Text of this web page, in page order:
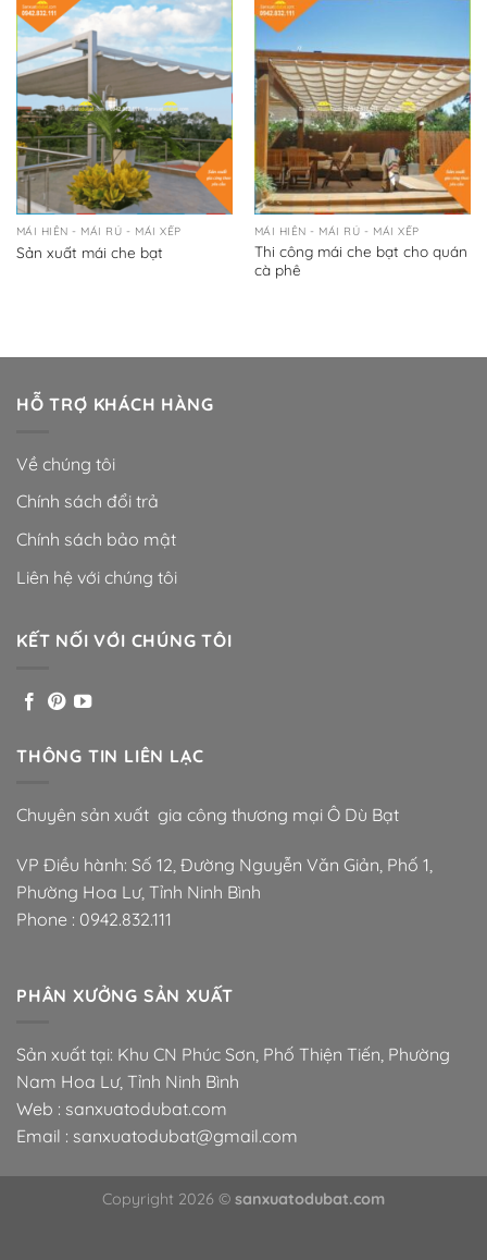
MÁI HIÊN - MÁI RỦ - MÁI XẾP
Sản xuất mái che bạt
MÁI HIÊN - MÁI RỦ - MÁI XẾP
Thi công mái che bạt cho quán
cà phê
HỖ TRỢ KHÁCH HÀNG
Về chúng tôi
Chính sách đổi trả
Chính sách bảo mật
Liên hệ với chúng tôi
KẾT NỐI VỚI CHÚNG TÔI
THÔNG TIN LIÊN LẠC
Chuyên sản xuất gia công thương mại Ô Dù Bạt
VP Điều hành: Số 12, Đường Nguyễn Văn Giản, Phố 1,
Phường Hoa Lư, Tỉnh Ninh Bình
Phone : 0942.832.111
PHÂN XƯỞNG SẢN XUẤT
Sản xuất tại: Khu CN Phúc Sơn, Phố Thiện Tiến, Phường
Nam Hoa Lư, Tỉnh Ninh Bình
Web : sanxuatodubat.com
Email : sanxuatodubat@gmail.com
Copyright 2026 © sanxuatodubat.com